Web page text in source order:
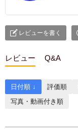
レビューを書く
レビュー Q&A
日付順 ↓ 評価順
写真・動画付き順